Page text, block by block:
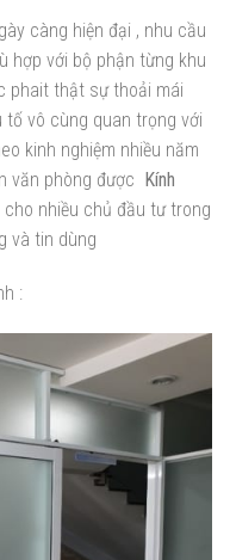
càng hiện đại , nhu cầu
hợp với bộ phận từng khu
phait thật sự thoải mái
tố vô cùng quan trọng với
kinh nghiệm nhiều năm
văn phòng được Kính
nhiều chủ đầu tư trong
và tin dùng
: